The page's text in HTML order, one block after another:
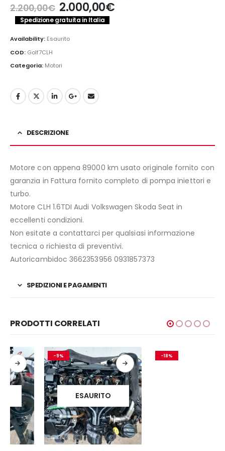
2.200,00€ Il
prezzo
originale
era:
2.000,00€Il
Spedizione gratuita in Italia
Availability: Esaurito
COD: Golf7CLH
Categoria: Motori
DESCRIZIONE
Motore con appena 89000 km usato originale fornito con
garanzia in Fattura fornito completo di pompa iniettori e
turbo.
Motore CLH 1.6TDI Audi Volkswagen Skoda Seat in
eccellenti condizioni.
Non esitate a contattarci per qualsiasi informazione
tecnica o richiesta di preventivi.
Autoricambidoc 3662353956 0931857373
SPEDIZIONI E PAGAMENTI
PRODOTTI CORRELATI
-9%
ESAURITO
-18%